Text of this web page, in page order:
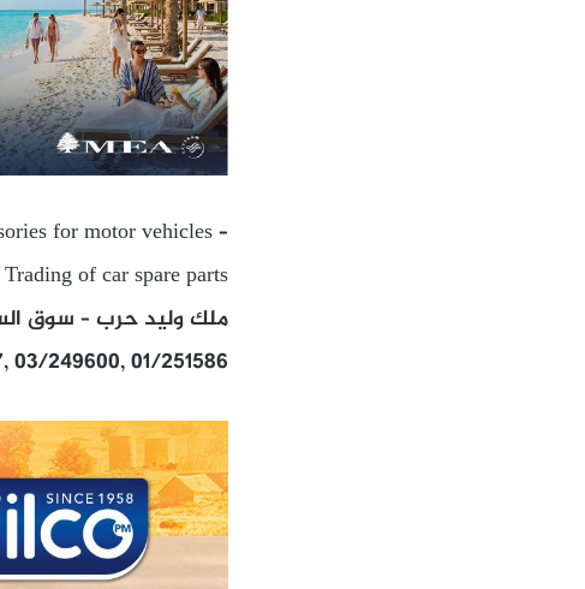
for motor vehicles –
of car spare parts
ملك وليد حرب – سوق
03/249600, 01/251586